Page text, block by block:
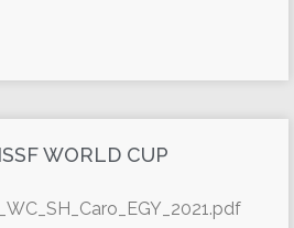
WORLD CUP